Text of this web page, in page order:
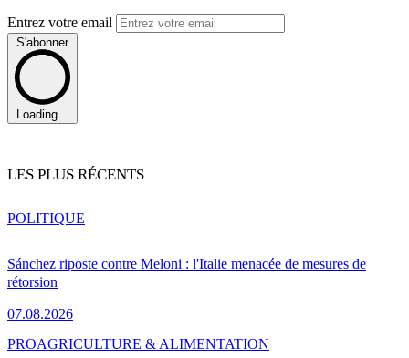
Entrez votre email
S'abonner
Loading...
LES PLUS RÉCENTS
Sánchez riposte contre Meloni : l'Italie menacée de mesures de
rétorsion
07.08.2026
POLITIQUE
PROAGRICULTURE & ALIMENTATION